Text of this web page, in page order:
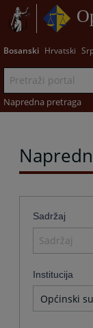
Bosanski Hrvatski
Napredna pretraga
Sadržaj
Institucija
Općinski